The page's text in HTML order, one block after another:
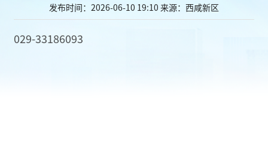
发布时间：2026-06-10 19:10 来源：西咸新区
029-33186093